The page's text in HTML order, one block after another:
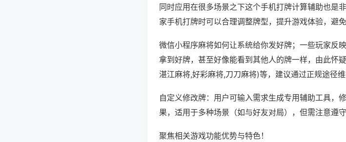
同时应用在很多场景之下这个手机打牌计算辅助也是
家手机打牌时可以合理调整牌型，提升游戏体验，避
微信小程序麻将如何让系统给你发好牌；一些玩家反
拿到好牌，甚至好像能看到其他人的牌一样，由此怀
湛江麻将,好彩麻将,刀刀麻将)等，建议通过正规途径维
自定义修改牌：用户可输入需求生成专用辅助工具，
果，适用于多种场景（如与好友对局），但需注意遵
聚焦相关游戏功能优势与特色！